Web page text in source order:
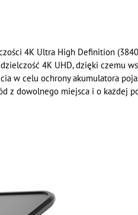
4K Ultra High Definition
4K UHD, dzięki czemu
w celu ochrony akumulatora
z dowolnego miejsca i o każdej